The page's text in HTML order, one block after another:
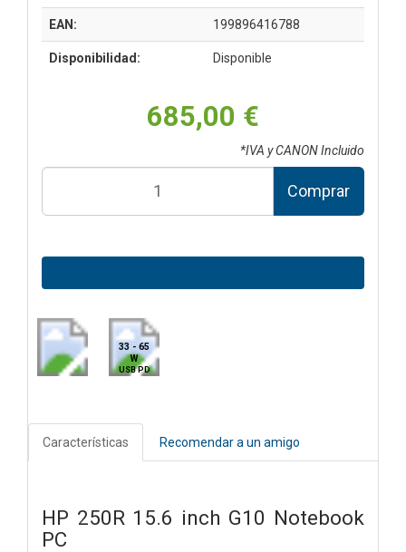
EAN: 199896416788
Disponibilidad: Disponible
685,00 €
*IVA y CANON Incluido
Comprar
33 - 65
W
USB PD
Características Recomendar a un amigo
HP 250R 15.6 inch G10 Notebook
PC